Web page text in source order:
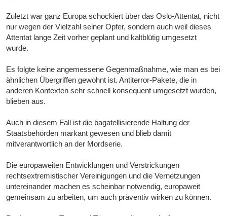
Zuletzt war ganz Europa schockiert über das Oslo-Attentat, nicht
nur wegen der Vielzahl seiner Opfer, sondern auch weil dieses
Attentat lange Zeit vorher geplant und kaltblütig umgesetzt
wurde.
Es folgte keine angemessene Gegenmaßnahme, wie man es bei
ähnlichen Übergriffen gewohnt ist. Antiterror-Pakete, die in
anderen Kontexten sehr schnell konsequent umgesetzt wurden,
blieben aus.
Auch in diesem Fall ist die bagatellisierende Haltung der
Staatsbehörden markant gewesen und blieb damit
mitverantwortlich an der Mordserie.
Die europaweiten Entwicklungen und Verstrickungen
rechtsextremistischer Vereinigungen und die Vernetzungen
untereinander machen es scheinbar notwendig, europaweit
gemeinsam zu arbeiten, um auch präventiv wirken zu können.